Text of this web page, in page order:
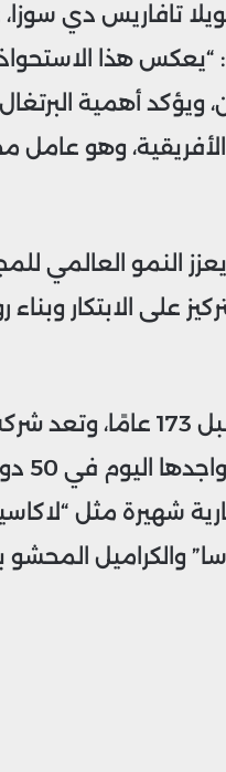
تافاريس دي
“يعكس هذا
ويؤكد أهمية
الأفريقية، وهو
النمو العالمي
على الابتكار
وتأسست مجموعة لاكاسا في
في
شهيرة مثل
والكراميل المحشو